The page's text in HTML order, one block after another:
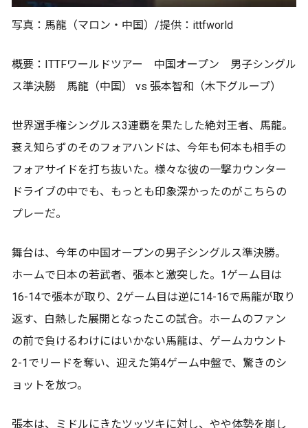
写真：馬龍（マロン・中国）/提供：ittfworld
概要：ITTFワールドツアー 中国オープン 男子シングル
ス準決勝 馬龍（中国） vs 張本智和（木下グループ）
世界選手権シングルス3連覇を果たした絶対王者、馬龍。
衰え知らずのそのフォアハンドは、今年も何本も相手の
フォアサイドを打ち抜いた。様々な彼の一撃カウンター
ドライブの中でも、もっとも印象深かったのがこちらの
プレーだ。
舞台は、今年の中国オープンの男子シングルス準決勝。
ホームで日本の若武者、張本と激突した。1ゲーム目は
16-14で張本が取り、2ゲーム目は逆に14-16で馬龍が取り
返す、白熱した展開となったこの試合。ホームのファン
の前で負けるわけにはいかない馬龍は、ゲームカウント
2-1でリードを奪い、迎えた第4ゲーム中盤で、驚きのシ
ョットを放つ。
張本は、ミドルにきたツッツキに対し、やや体勢を崩し